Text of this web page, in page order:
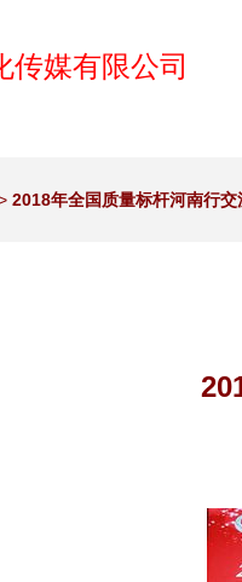
传媒有限公司
2018年全国质量标杆河南行